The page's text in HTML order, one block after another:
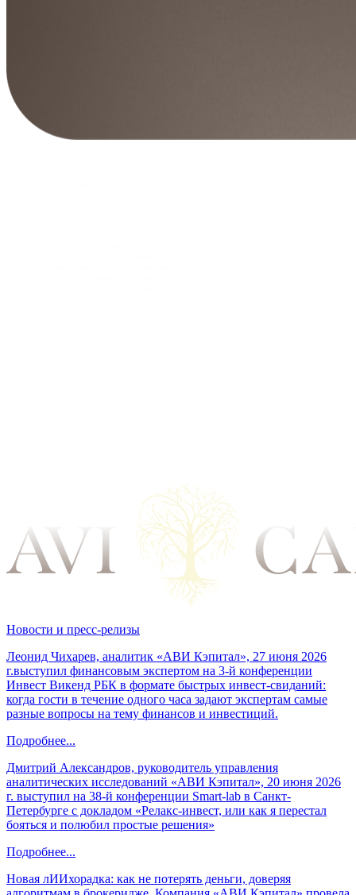
Новости и пресс-релизы
Леонид Чихарев, аналитик «АВИ Кэпитал», 27 июня 2026
г.выступил финансовым экспертом на 3-й конференции
Инвест Викенд РБК в формате быстрых инвест-свиданий:
когда гости в течение одного часа задают экспертам самые
разные вопросы на тему финансов и инвестиций.
Подробнее...
Дмитрий Александров, руководитель управления
аналитических исследований «АВИ Кэпитал», 20 июня 2026
г. выступил на 38-й конференции Smart-lab в Санкт-
Петербурге с докладом «Релакс-инвест, или как я перестал
бояться и полюбил простые решения»
Подробнее...
Новая лИИхорадка: как не потерять деньги, доверяя